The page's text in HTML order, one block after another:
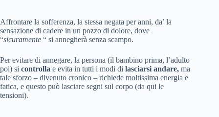
Affrontare la sofferenza, la stessa negata per anni, da’ la
sensazione di cadere in un pozzo di dolore, dove
“sicuramente “ si annegherà senza scampo.
Per evitare di annegare, la persona (il bambino prima, l’adulto
poi) si controlla e evita in tutti i modi di lasciarsi andare, ma
tale sforzo – divenuto cronico – richiede moltissima energia e
fatica, e questo può lasciare segni sul corpo (da qui le
tensioni).